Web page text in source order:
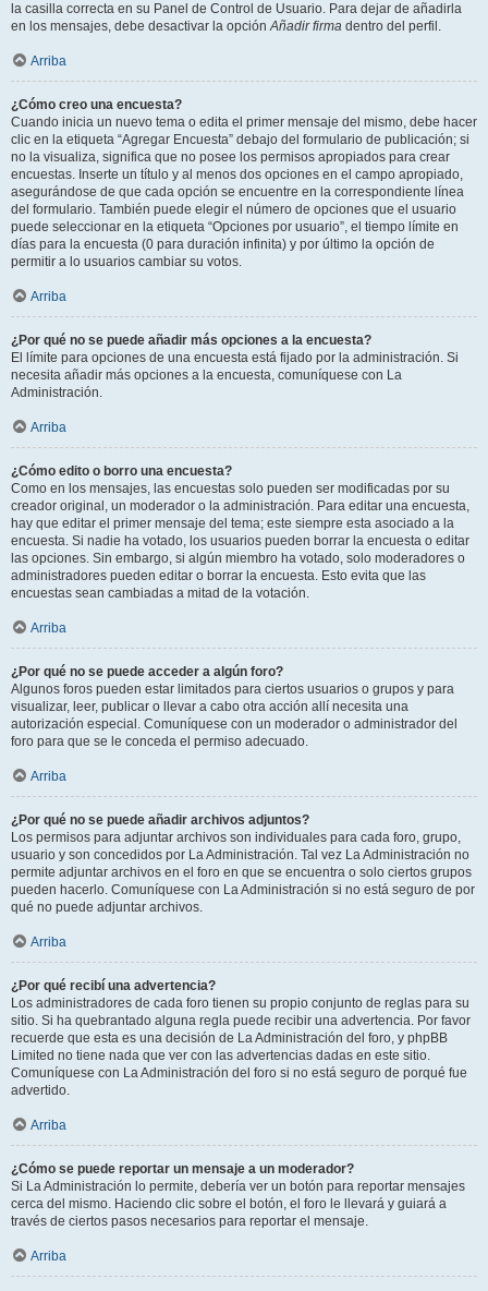
la casilla correcta en su Panel de Control de Usuario. Para dejar de añadirla
en los mensajes, debe desactivar la opciónAñadir firma dentro del perfil.
Arriba
¿Cómo creo una encuesta?
Cuando inicia un nuevo tema o edita el primer mensaje del mismo, debe hacer
clic en la etiqueta “Agregar Encuesta” debajo del formulario de publicación; si
no la visualiza, significa que no posee los permisos apropiados para crear
encuestas. Inserte un título y al menos dos opciones en el campo apropiado,
asegurándose de que cada opción se encuentre en la correspondiente línea
del formulario. También puede elegir el número de opciones que el usuario
puede seleccionar en la etiqueta “Opciones por usuario”, el tiempo límite en
días para la encuesta (0 para duración infinita) y por último la opción de
permitir a lo usuarios cambiar su votos.
Arriba
¿Por qué no se puede añadir más opciones a la encuesta?
El límite para opciones de una encuesta está fijado por la administración. Si
necesita añadir más opciones a la encuesta, comuníquese con La
Administración.
Arriba
¿Cómo edito o borro una encuesta?
Como en los mensajes, las encuestas solo pueden ser modificadas por su
creador original, un moderador o la administración. Para editar una encuesta,
hay que editar el primer mensaje del tema; este siempre esta asociado a la
encuesta. Si nadie ha votado, los usuarios pueden borrar la encuesta o editar
las opciones. Sin embargo, si algún miembro ha votado, solo moderadores o
administradores pueden editar o borrar la encuesta. Esto evita que las
encuestas sean cambiadas a mitad de la votación.
Arriba
¿Por qué no se puede acceder a algún foro?
Algunos foros pueden estar limitados para ciertos usuarios o grupos y para
visualizar, leer, publicar o llevar a cabo otra acción allí necesita una
autorización especial. Comuníquese con un moderador o administrador del
foro para que se le conceda el permiso adecuado.
Arriba
¿Por qué no se puede añadir archivos adjuntos?
Los permisos para adjuntar archivos son individuales para cada foro, grupo,
usuario y son concedidos por La Administración. Tal vez La Administración no
permite adjuntar archivos en el foro en que se encuentra o solo ciertos grupos
pueden hacerlo. Comuníquese con La Administración si no está seguro de por
qué no puede adjuntar archivos.
Arriba
¿Por qué recibí una advertencia?
Los administradores de cada foro tienen su propio conjunto de reglas para su
sitio. Si ha quebrantado alguna regla puede recibir una advertencia. Por favor
recuerde que esta es una decisión de La Administración del foro, y phpBB
Limited no tiene nada que ver con las advertencias dadas en este sitio.
Comuníquese con La Administración del foro si no está seguro de porqué fue
advertido.
Arriba
¿Cómo se puede reportar un mensaje a un moderador?
Si La Administración lo permite, debería ver un botón para reportar mensajes
cerca del mismo. Haciendo clic sobre el botón, el foro le llevará y guiará a
través de ciertos pasos necesarios para reportar el mensaje.
Arriba